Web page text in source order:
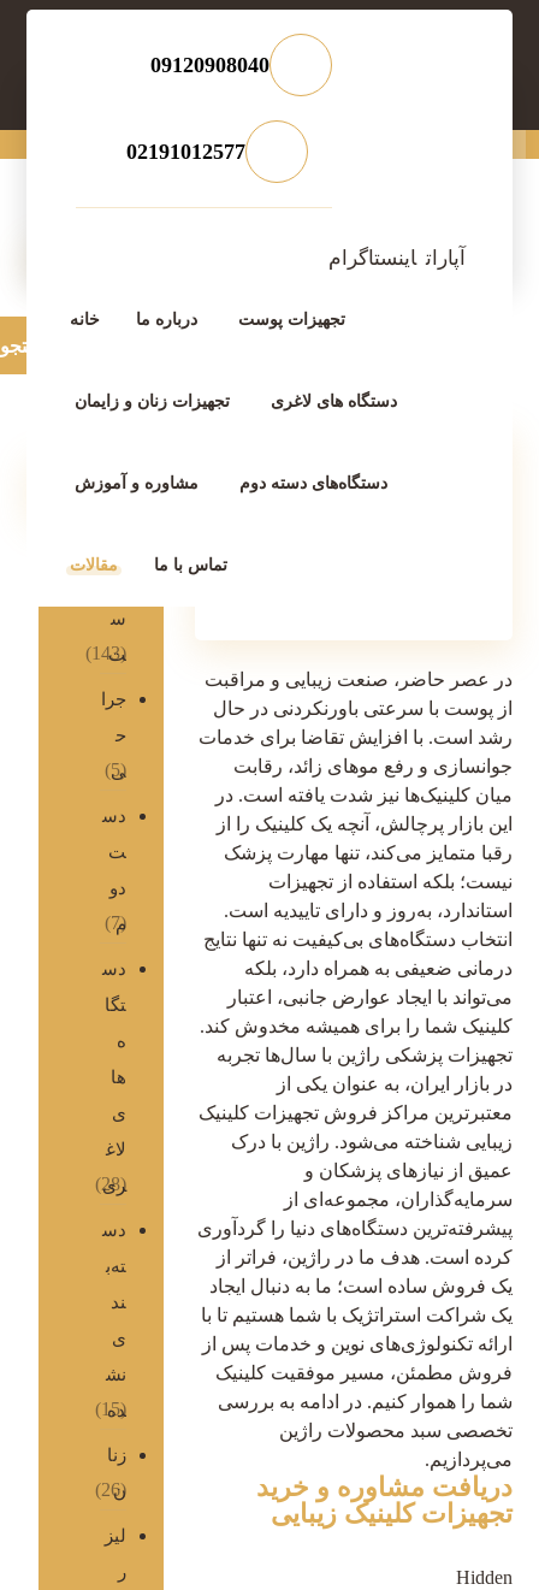
09120908040
02191012577
آپارات اینستاگرام
خانه درباره ما تجهیزات پوست
تجهیزات زنان و زایمان دستگاه های لاغری
مشاوره و آموزش دستگاه‌های دسته دوم
مقالات تماس با ما
فروش تجهیزات کلینیک زیبایی در راژین
فروش تجهیزات کلینیک زیبایی در راژین
فروش تجهیزات کلینیک
زیبایی در راژین
در عصر حاضر، صنعت زیبایی و مراقبت
از پوست با سرعتی باورنکردنی در حال
رشد است. با افزایش تقاضا برای خدمات
جوانسازی و رفع موهای زائد، رقابت
میان کلینیک‌ها نیز شدت یافته است. در
این بازار پرچالش، آنچه یک کلینیک را از
رقبا متمایز می‌کند، تنها مهارت پزشک
نیست؛ بلکه استفاده از تجهیزات
استاندارد، به‌روز و دارای تاییدیه است.
انتخاب دستگاه‌های بی‌کیفیت نه تنها نتایج
درمانی ضعیفی به همراه دارد، بلکه
می‌تواند با ایجاد عوارض جانبی، اعتبار
کلینیک شما را برای همیشه مخدوش کند.
تجهیزات پزشکی راژین با سال‌ها تجربه
در بازار ایران، به عنوان یکی از
معتبرترین مراکز فروش تجهیزات کلینیک
زیبایی شناخته می‌شود. راژین با درک
عمیق از نیازهای پزشکان و
سرمایه‌گذاران، مجموعه‌ای از
پیشرفته‌ترین دستگاه‌های دنیا را گردآوری
کرده است. هدف ما در راژین، فراتر از
یک فروش ساده است؛ ما به دنبال ایجاد
یک شراکت استراتژیک با شما هستیم تا با
ارائه تکنولوژی‌های نوین و خدمات پس از
فروش مطمئن، مسیر موفقیت کلینیک
شما را هموار کنیم. در ادامه به بررسی
تخصصی سبد محصولات راژین
می‌پردازیم.
دریافت مشاوره و خرید
تجهیزات کلینیک زیبایی
Hidden
دسته‌ها
س
ت
(143)
جرا
ح
ی
(5)
دس
ت
دو
م
(7)
دس
تگا
ه
ها
ی
لاغ
ری
(28)
دس
ته‌ب
ند
ی
نش
ده
(15)
زنا
ن
(26)
لیز
ر